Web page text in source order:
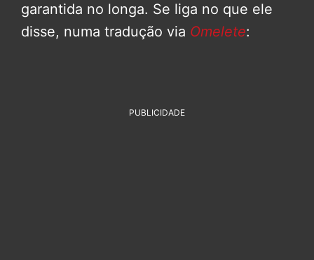
garantida no longa. Se liga no que ele
disse, numa tradução via Omelete:
PUBLICIDADE